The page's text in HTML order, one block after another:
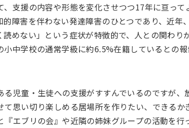
支援の内容や形態を変化させつつ17年に亘っ
障害を伴わない発達障害のひとつであり、近
めない」という症状が特徴的で、人との関わ
中学校の通常学級に約6.5%在籍しているとの
る児童・生徒への支援がすすんでいるのですが
思い切り楽しめる居場所を作りたい、できる
『エブリの会』や近隣の姉妹グループの活動を